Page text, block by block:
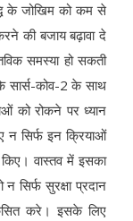
के जोखिम को कम से
की बजाय बढ़ावा दे
समस्या हो सकती
सार्स-कोव-2 के साथ
को रोकने पर ध्यान
न सिर्फ इन क्रियाओं
वास्तव में इसका
सिर्फ सुरक्षा प्रदान
करे। इसके लिए